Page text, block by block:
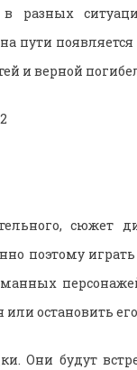
разных
пути
и верной
сюжет
поэтому
или остановить
Они будут